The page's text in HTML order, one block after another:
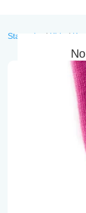
Startseite / Kids /